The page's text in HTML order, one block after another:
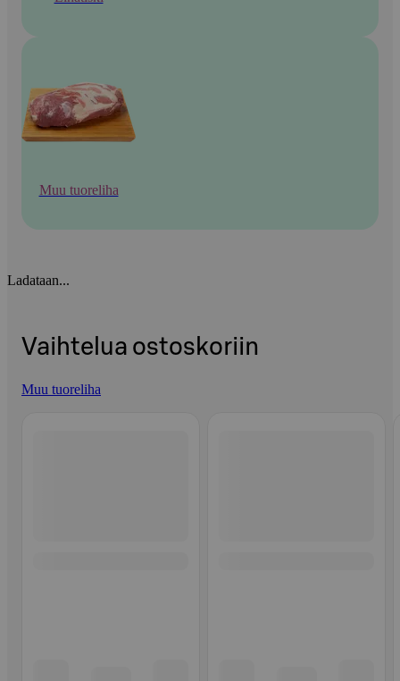
Muu tuoreliha
Ladataan...
Vaihtelua ostoskoriin
Muu tuoreliha